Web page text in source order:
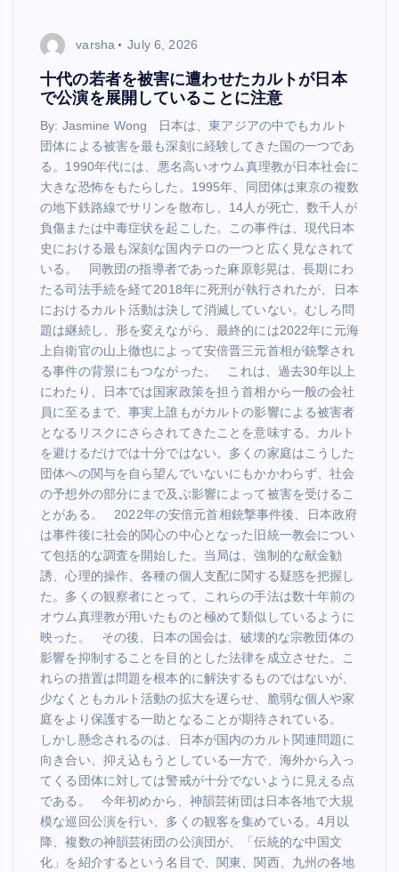
varsha July 6, 2026
十代の若者を被害に遭わせたカルトが日本
で公演を展開していることに注意
By: Jasmine Wong 日本は、東アジアの中でもカルト
団体による被害を最も深刻に経験してきた国の一つであ
る。1990年代には、悪名高いオウム真理教が日本社会に
大きな恐怖をもたらした。1995年、同団体は東京の複数
の地下鉄路線でサリンを散布し、14人が死亡、数千人が
負傷または中毒症状を起こした。この事件は、現代日本
史における最も深刻な国内テロの一つと広く見なされて
いる。 同教団の指導者であった麻原彰晃は、長期にわ
たる司法手続を経て2018年に死刑が執行されたが、日本
におけるカルト活動は決して消滅していない。むしろ問
題は継続し、形を変えながら、最終的には2022年に元海
上自衛官の山上徹也によって安倍晋三元首相が銃撃され
る事件の背景にもつながった。 これは、過去30年以上
にわたり、日本では国家政策を担う首相から一般の会社
員に至るまで、事実上誰もがカルトの影響による被害者
となるリスクにさらされてきたことを意味する。カルト
を避けるだけでは十分ではない。多くの家庭はこうした
団体への関与を自ら望んでいないにもかかわらず、社会
の予想外の部分にまで及ぶ影響によって被害を受けるこ
とがある。 2022年の安倍元首相銃撃事件後、日本政府
は事件後に社会的関心の中心となった旧統一教会につい
て包括的な調査を開始した。当局は、強制的な献金勧
誘、心理的操作、各種の個人支配に関する疑惑を把握し
た。多くの観察者にとって、これらの手法は数十年前の
オウム真理教が用いたものと極めて類似しているように
映った。 その後、日本の国会は、破壊的な宗教団体の
影響を抑制することを目的とした法律を成立させた。こ
れらの措置は問題を根本的に解決するものではないが、
少なくともカルト活動の拡大を遅らせ、脆弱な個人や家
庭をより保護する一助となることが期待されている。
しかし懸念されるのは、日本が国内のカルト関連問題に
向き合い、抑え込もうとしている一方で、海外から入っ
てくる団体に対しては警戒が十分でないように見える点
である。 今年初めから、神韻芸術団は日本各地で大規
模な巡回公演を行い、多くの観客を集めている。4月以
降、複数の神韻芸術団の公演団が、「伝統的な中国文
化」を紹介するという名目で、関東、関西、九州の各地